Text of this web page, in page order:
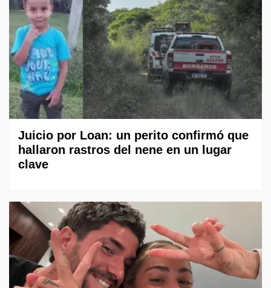
Juicio por Loan: un perito confirmó que
hallaron rastros del nene en un lugar
clave